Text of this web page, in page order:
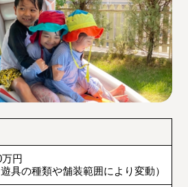
円
遊具の種類や舗装範囲により変動）